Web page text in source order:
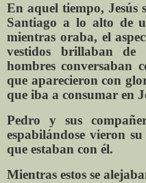
En aquel tiempo, Jesús
Santiago a lo alto de
mientras oraba, el
vestidos brillaban de
hombres conversaban
que aparecieron con
que iba a consumar en
Pedro y sus
espabilándose vieron
que estaban con él.
Mientras estos se